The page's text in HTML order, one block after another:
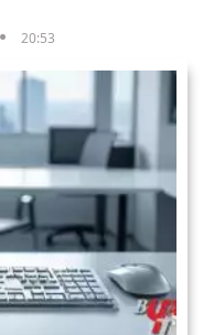
20:53